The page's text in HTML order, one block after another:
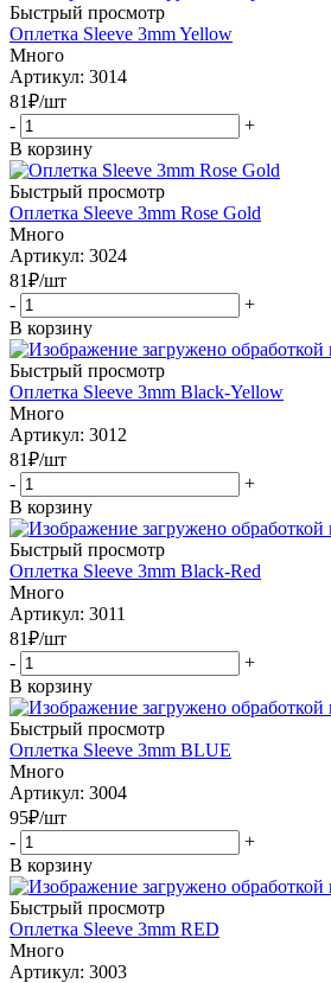
Быстрый просмотр
Оплетка Sleeve 3mm Yellow
Много
Артикул: 3014
81₽/шт
-
+
В корзину
Быстрый просмотр
Оплетка Sleeve 3mm Rose Gold
Много
Артикул: 3024
81₽/шт
-
+
В корзину
Быстрый просмотр
Оплетка Sleeve 3mm Black-Yellow
Много
Артикул: 3012
81₽/шт
-
+
В корзину
Быстрый просмотр
Оплетка Sleeve 3mm Black-Red
Много
Артикул: 3011
81₽/шт
-
+
В корзину
Быстрый просмотр
Оплетка Sleeve 3mm BLUE
Много
Артикул: 3004
95₽/шт
-
+
В корзину
Быстрый просмотр
Оплетка Sleeve 3mm RED
Много
Артикул: 3003